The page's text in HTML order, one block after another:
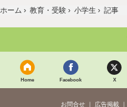
ホーム › 教育・受験 › 小学生 › 記事
Home Facebook X
お問合せ 広告掲載